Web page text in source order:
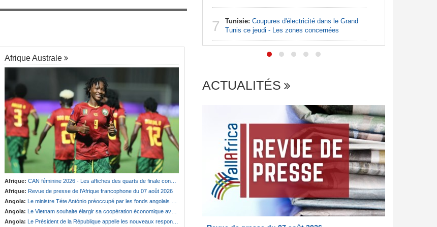
Afrique Australe
Afrique: CAN féminine 2026 - Les affiches des quarts de finale connues
Afrique: Revue de presse de l'Afrique francophone du 07 août 2026
Angola: Le ministre Téte António préoccupé par les fonds angolais bloqués en Suisse
Angola: Le Vietnam souhaite élargir sa coopération économique avec le pays
Angola: Le Président de la République appelle les nouveaux responsables à renforcer l'action de l'Exécutif
Guinée:Le général Amara Camara assume les
7 Tunisie: Coupures d'électricité dans le Grand
Tunis ce jeudi - Les zones concernées
ACTUALITÉS